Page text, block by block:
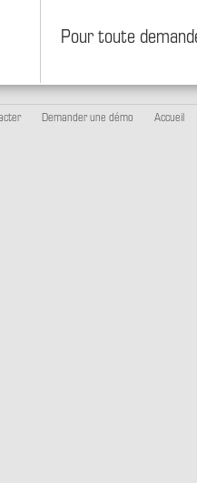
Pour toute
Demander une démo Accueil